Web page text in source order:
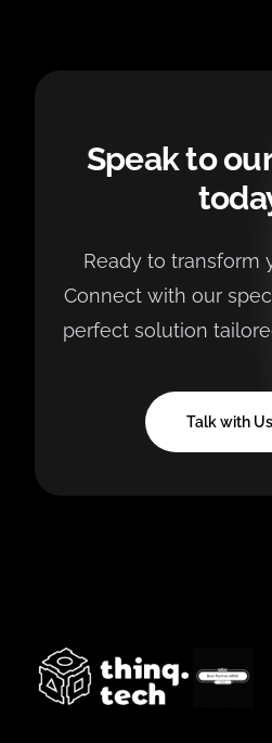
Speak to
Ready to transform
Connect with our
perfect solution
Talk with Us